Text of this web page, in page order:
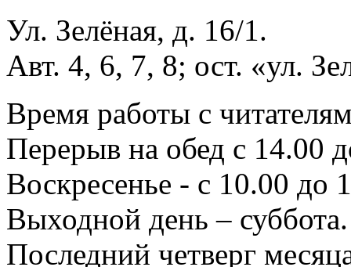
Ул. Зелёная, д. 16/1.
Авт. 4, 6, 7, 8; ост. «ул.
Время работы с
Перерыв на обед с 14.00
Воскресенье - с 10.00 до
Выходной день – суббота.
Последний четверг